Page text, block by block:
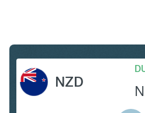
NZD